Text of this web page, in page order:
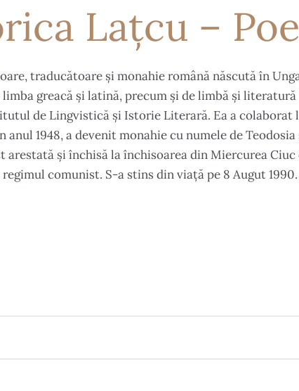
Lațcu –
traducătoare și monahie română născută în
greacă și latină, precum și de limbă și
de Lingvistică și Istorie Literară. Ea a
anul 1948, a devenit monahie cu numele de
arestată și închisă la închisoarea din Miercurea
regimul comunist. S-a stins din viață pe 8 Augut 1990.